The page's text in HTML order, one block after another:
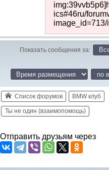
ics#46ru/
image_id=713/
Показать сообщения за:
Список форумов BMW клуб
Ты не один (взаимопомощь)
Отправить друзьям через